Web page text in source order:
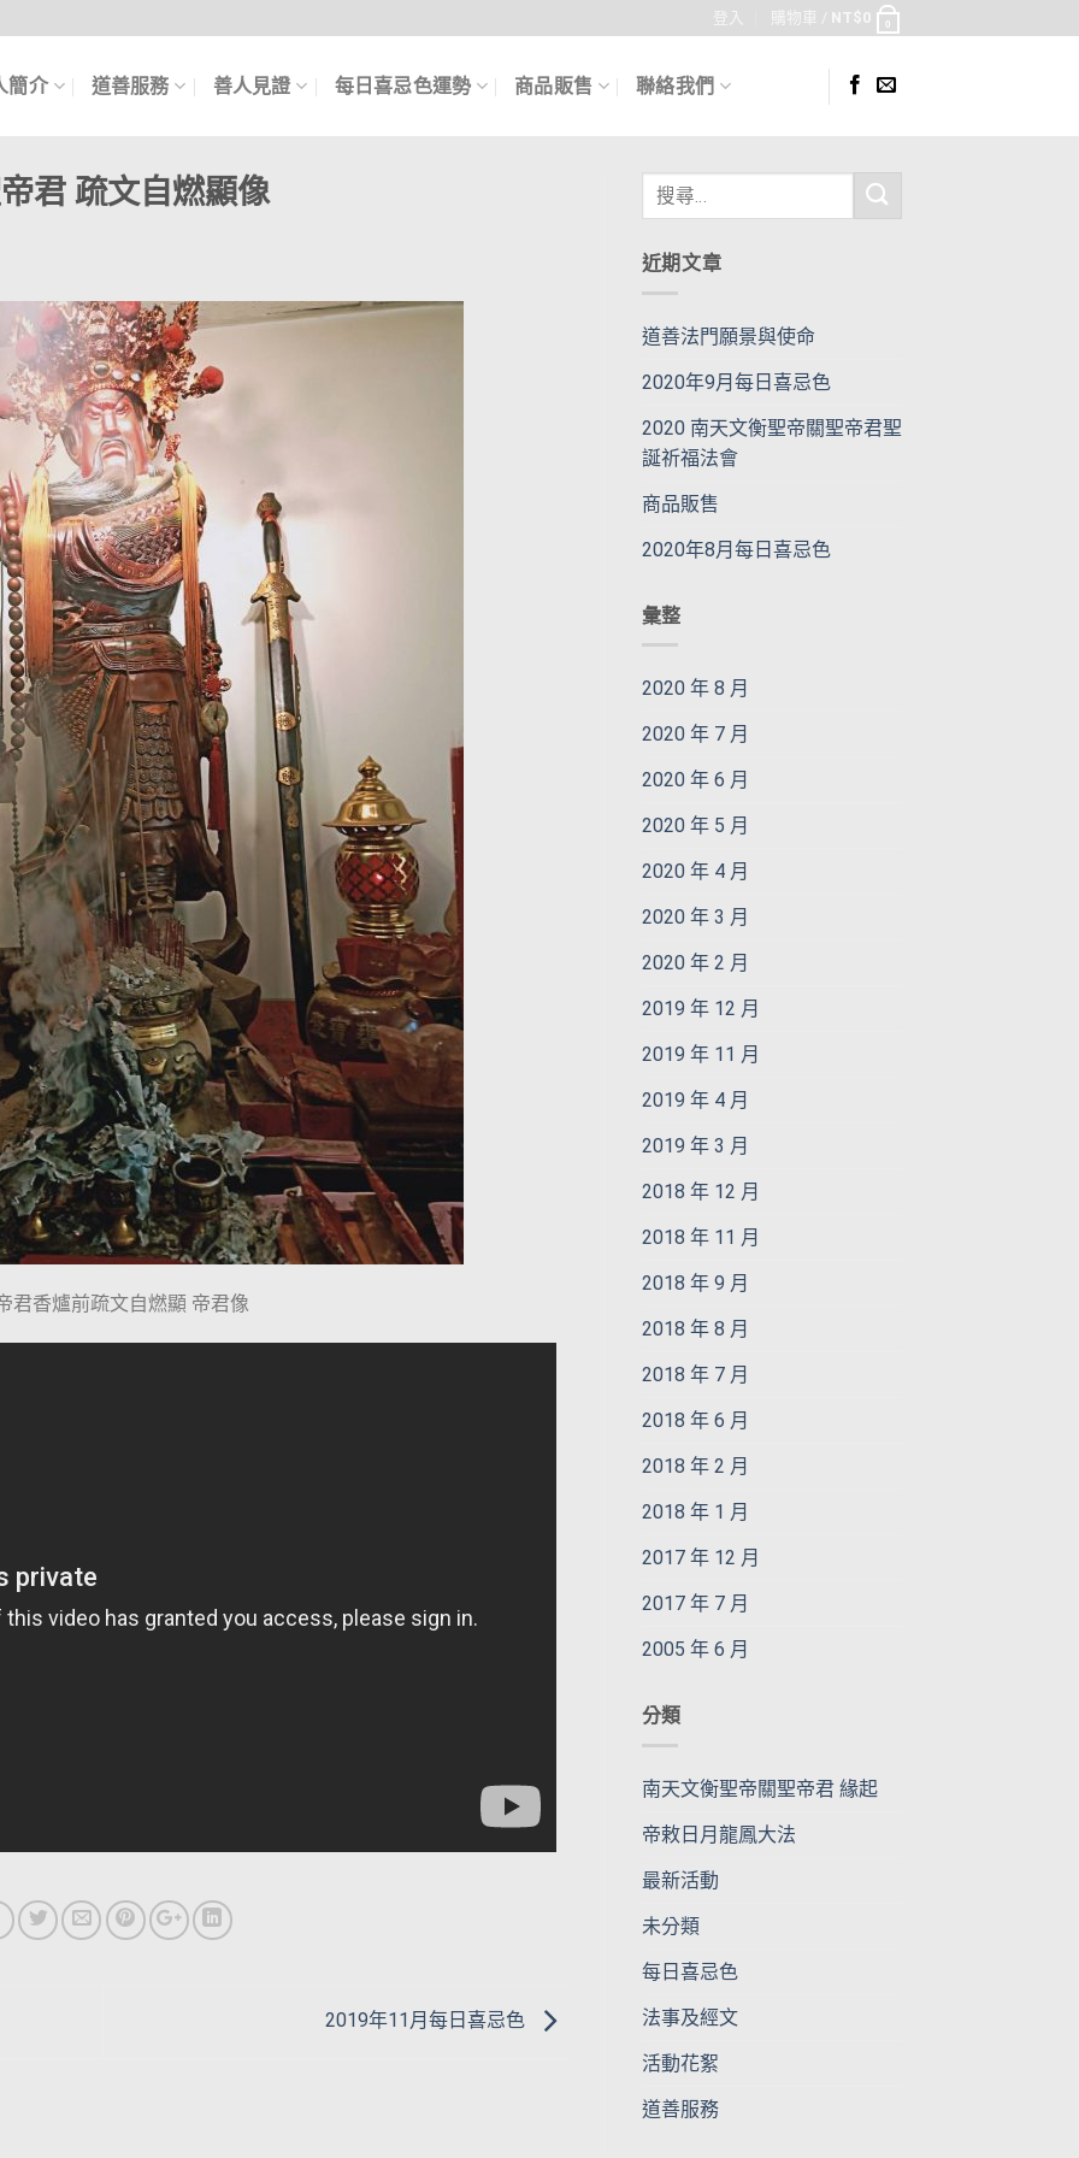
登入 購物車 / NT$0 0
簡介 道善服務 善人見證 每日喜忌色運勢 商品販售 聯絡我們
君 疏文自燃顯像
君香爐前疏文自燃顯 帝君像
2019年11月每日喜忌色
近期文章
道善法門願景與使命
2020年9月每日喜忌色
2020 南天文衡聖帝關聖帝君聖
誕祈福法會
商品販售
2020年8月每日喜忌色
彙整
2020 年 8 月
2020 年 7 月
2020 年 6 月
2020 年 5 月
2020 年 4 月
2020 年 3 月
2020 年 2 月
2019 年 12 月
2019 年 11 月
2019 年 4 月
2019 年 3 月
2018 年 12 月
2018 年 11 月
2018 年 9 月
2018 年 8 月
2018 年 7 月
2018 年 6 月
2018 年 2 月
2018 年 1 月
2017 年 12 月
2017 年 7 月
2005 年 6 月
分類
南天文衡聖帝關聖帝君 緣起
帝敕日月龍鳳大法
最新活動
未分類
每日喜忌色
法事及經文
活動花絮
道善服務